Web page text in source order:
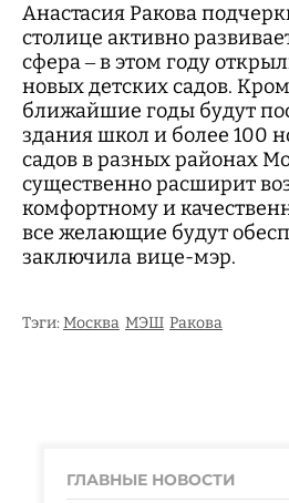
Анастасия Ракова
столице активно
сфера – в этом году
новых детских садов.
ближайшие годы будут
здания школ и более 100
садов в разных районах
существенно расширит
комфортному и
все желающие будут
заключила вице-мэр.
Тэги: Москва МЭШ Ракова
ГЛАВНЫЕ НОВОСТИ